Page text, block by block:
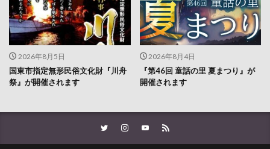
2026年8月5日
国東市指定無形民俗文化財『川舟
祭』が開催されます
2026年8月4日
『第46回 童話の里 夏まつり』が
開催されます